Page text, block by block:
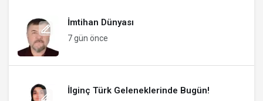
İmtihan Dünyası
7 gün önce
İlginç Türk Geleneklerinde Bugün!